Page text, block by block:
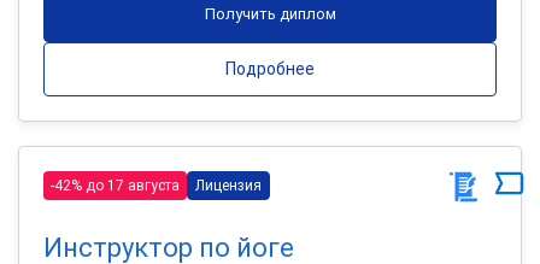
Получить диплом
Подробнее
-42% до 17 августа Лицензия
Инструктор по йоге